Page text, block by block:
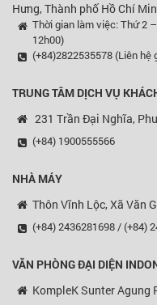
Hưng, Thành phố Hồ Chí
Thời gian làm việc: Thứ 2
12h00)
(+84)2822535578 (Liên hệ
TRUNG TÂM DỊCH VỤ
231 Trần Đại Nghĩa,
(+84) 1900555566
NHÀ MÁY
Thôn Vĩnh Lộc, Xã Văn
(+84) 2436281698 / (+84)
VĂN PHÒNG ĐẠI DIỆN
KompleK Sunter Agung